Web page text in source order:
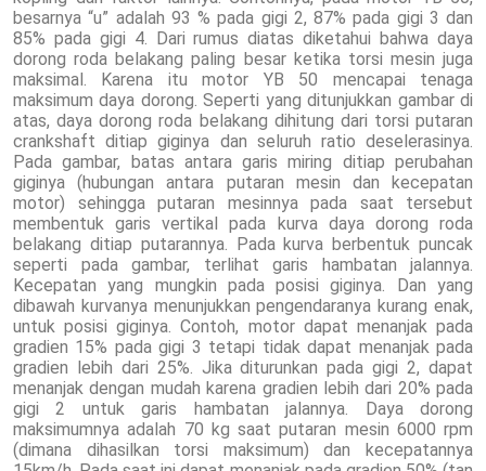
besarnya “u” adalah 93 % pada gigi 2, 87% pada gigi 3 dan
85% pada gigi 4. Dari rumus diatas diketahui bahwa daya
dorong roda belakang paling besar ketika torsi mesin juga
maksimal. Karena itu motor YB 50 mencapai tenaga
maksimum daya dorong. Seperti yang ditunjukkan gambar di
atas, daya dorong roda belakang dihitung dari torsi putaran
crankshaft ditiap giginya dan seluruh ratio deselerasinya.
Pada gambar, batas antara garis miring ditiap perubahan
giginya (hubungan antara putaran mesin dan kecepatan
motor) sehingga putaran mesinnya pada saat tersebut
membentuk garis vertikal pada kurva daya dorong roda
belakang ditiap putarannya. Pada kurva berbentuk puncak
seperti pada gambar, terlihat garis hambatan jalannya.
Kecepatan yang mungkin pada posisi giginya. Dan yang
dibawah kurvanya menunjukkan pengendaranya kurang enak,
untuk posisi giginya. Contoh, motor dapat menanjak pada
gradien 15% pada gigi 3 tetapi tidak dapat menanjak pada
gradien lebih dari 25%. Jika diturunkan pada gigi 2, dapat
menanjak dengan mudah karena gradien lebih dari 20% pada
gigi 2 untuk garis hambatan jalannya. Daya dorong
maksimumnya adalah 70 kg saat putaran mesin 6000 rpm
(dimana dihasilkan torsi maksimum) dan kecepatannya